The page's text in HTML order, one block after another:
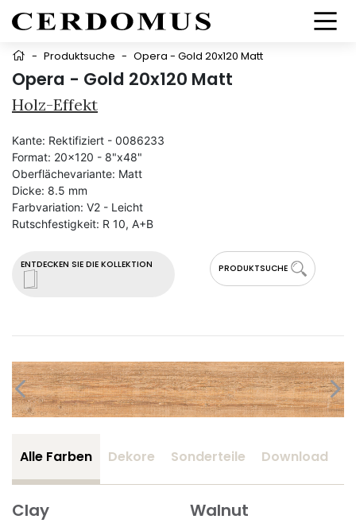
- Produktsuche - Opera - Gold 20x120 Matt
Opera - Gold 20x120 Matt
Holz-Effekt
ENTDECKEN SIE DIE KOLLEKTION PRODUKTSUCHE
Kante: Rektifiziert - 0086233
Format: 20x120 - 8"x48"
Oberflächevariante: Matt
Dicke: 8.5 mm
Farbvariation: V2 - Leicht
Rutschfestigkeit: R 10, A+B
Alle Farben Dekore Sonderteile Download
Clay Walnut